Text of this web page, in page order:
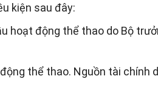
kiện sau đây:
hoạt động thể thao do Bộ
thể thao. Nguồn tài chính